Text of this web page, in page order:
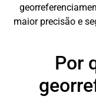
maior precisão e
Por